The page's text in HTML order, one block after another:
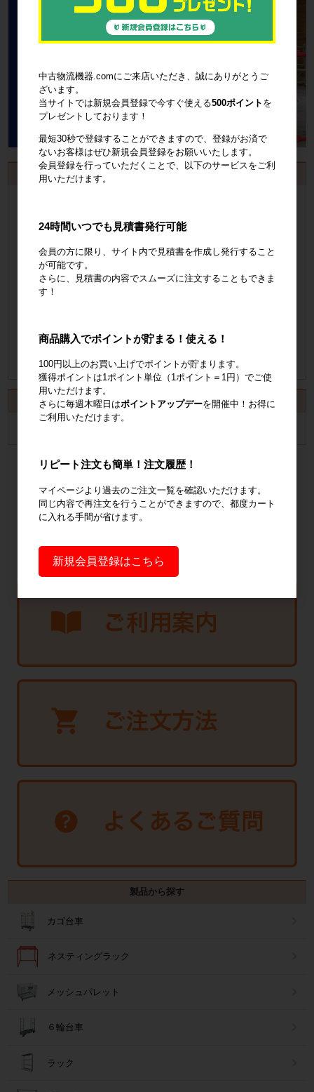
お見積書・納品書発行のご案内
会員登録はこちら
カート
製品から探す
カゴ台車
ネスティングラック
メッシュパレット
６輪台車
ラック
中古物流機器.comにご来店いただき、誠にありがとうご
ざいます。
当サイトでは新規会員登録で今すぐ使える500ポイント を
プレゼントしております！
最短30秒で登録することができますので、登録がお済で
ないお客様はぜひ新規会員登録をお願いいたします。
会員登録を行っていただくことで、以下のサービスをご利
用いただけます。
24時間いつでも見積書発行可能
会員の方に限り、サイト内で見積書を作成し発行すること
が可能です。
さらに、見積書の内容でスムーズに注文することもできま
す！
商品購入でポイントが貯まる！使える！
100円以上のお買い上げでポイントが貯まります。
獲得ポイントは1ポイント単位（1ポイント＝1円）でご使
用いただけます。
さらに毎週木曜日はポイントアップデーを開催中！お得に
ご利用いただけます。
リピート注文も簡単！注文履歴！
マイページより過去のご注文一覧を確認いただけます。
同じ内容で再注文を行うことができますので、都度カート
に入れる手間が省けます。
新規会員登録はこちら